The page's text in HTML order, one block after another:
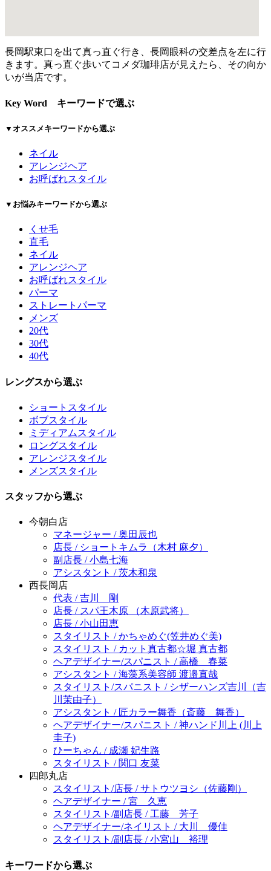
長岡駅東口を出て真っ直ぐ行き、長岡眼科の交差点を左に行
きます。真っ直ぐ歩いてコメダ珈琲店が見えたら、その向か
いが当店です。
Key Word キーワードで選ぶ
▼オススメキーワードから選ぶ
ネイル
アレンジヘア
お呼ばれスタイル
▼お悩みキーワードから選ぶ
くせ毛
直毛
ネイル
アレンジヘア
お呼ばれスタイル
パーマ
ストレートパーマ
メンズ
20代
30代
40代
レングスから選ぶ
ショートスタイル
ボブスタイル
ミディアムスタイル
ロングスタイル
アレンジスタイル
メンズスタイル
スタッフから選ぶ
今朝白店
マネージャー / 奥田辰也
店長 / ショートキムラ（木村 麻夕）
副店長 / 小島七海
アシスタント / 茨木和泉
西長岡店
代表 / 吉川 剛
店長 / スパ王木原 （木原武将）
店長 / 小山田恵
スタイリスト / かちゃめぐ(笠井めぐ美)
スタイリスト / カット真古都☆堀 真古都
ヘアデザイナー/スパニスト / 高橋 春菜
アシスタント / 海藻系美容師 渡邉直哉
スタイリスト/スパニスト / シザーハンズ吉川（吉
川茉由子）
アシスタント / 匠カラー舞香（斎藤 舞香）
ヘアデザイナー/スパニスト / 神ハンド川上 (川上
圭子)
ひーちゃん / 成瀬 妃生路
スタイリスト / 関口 友菜
四郎丸店
スタイリスト/店長 / サトウツヨシ（佐藤剛）
ヘアデザイナー / 宮 久恵
スタイリスト/副店長 / 工藤 芳子
ヘアデザイナー/ネイリスト / 大川 優佳
スタイリスト/副店長 / 小宮山 裕理
キーワードから選ぶ